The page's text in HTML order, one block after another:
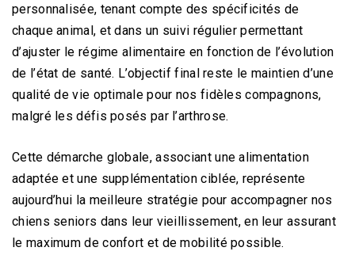
personnalisée, tenant compte des spécificités de
chaque animal, et dans un suivi régulier permettant
d’ajuster le régime alimentaire en fonction de l’évolution
de l’état de santé. L’objectif final reste le maintien d’une
qualité de vie optimale pour nos fidèles compagnons,
malgré les défis posés par l’arthrose.
Cette démarche globale, associant une alimentation
adaptée et une supplémentation ciblée, représente
aujourd’hui la meilleure stratégie pour accompagner nos
chiens seniors dans leur vieillissement, en leur assurant
le maximum de confort et de mobilité possible.